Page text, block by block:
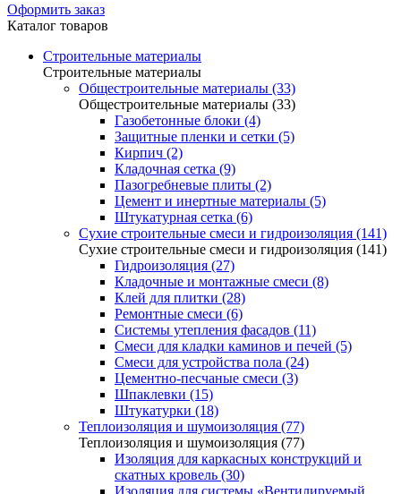
Оформить заказ
Каталог товаров
Строительные материалы
Строительные материалы
Общестроительные материалы (33)
Общестроительные материалы (33)
Газобетонные блоки (4)
Защитные пленки и сетки (5)
Кирпич (2)
Кладочная сетка (9)
Пазогребневые плиты (2)
Цемент и инертные материалы (5)
Штукатурная сетка (6)
Сухие строительные смеси и гидроизоляция (141)
Сухие строительные смеси и гидроизоляция (141)
Гидроизоляция (27)
Кладочные и монтажные смеси (8)
Клей для плитки (28)
Ремонтные смеси (6)
Системы утепления фасадов (11)
Смеси для кладки каминов и печей (5)
Смеси для устройства пола (24)
Цементно-песчаные смеси (3)
Шпаклевки (15)
Штукатурки (18)
Теплоизоляция и шумоизоляция (77)
Теплоизоляция и шумоизоляция (77)
Изоляция для каркасных конструкций и
скатных кровель (30)
Изоляция для системы «Вентилируемый